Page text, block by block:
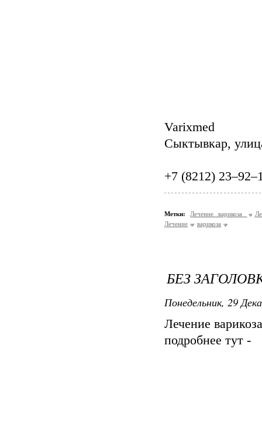
Varixmed
Сыктывкар,
+7 (8212)
Метки: Лечение варикоза
Лечение
варикоза
БЕЗ
Понедельник, 29
Лечение
подробнее тут -